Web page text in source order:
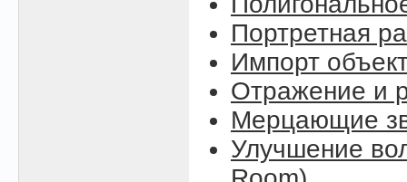
Портретная
Импорт
Отражение и
Мерцающие
Улучшение